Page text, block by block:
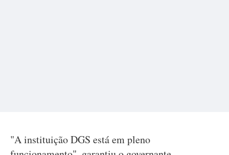
"A instituição DGS está em pleno